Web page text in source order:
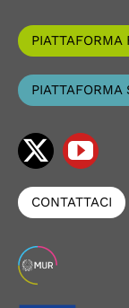
PIATTAFORMA
CONTATTACI